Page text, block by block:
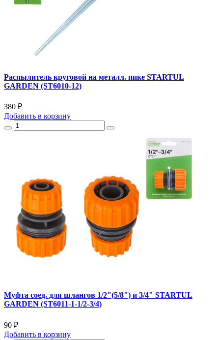
Распылитель круговой на металл. пике STARTUL
GARDEN (ST6010-12)
380 ₽
Добавить в корзину
Муфта соед. для шлангов 1/2"(5/8") и 3/4" STARTUL
GARDEN (ST6011-1-1/2-3/4)
90 ₽
Добавить в корзину